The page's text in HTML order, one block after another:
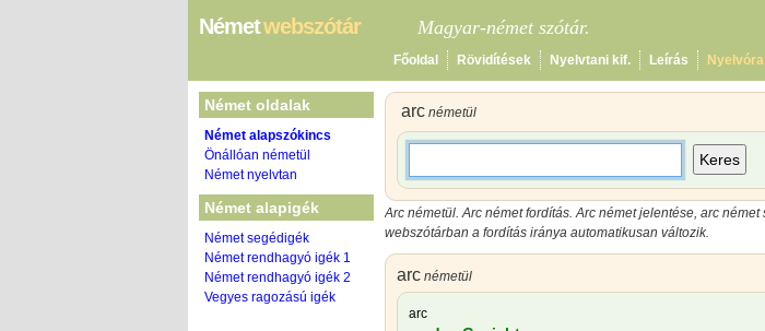
Németwebszótár Magyar-német szótár.
Főoldal Rövidítések Nyelvtani kif. Leírás Nyelvóra
arc németül
Keres
Arc németül. Arc német fordítás. Arc német jelentése, arc német
webszótárban a fordítás iránya automatikusan változik.
arc németül
arc
Német oldalak
Német alapszókincs
Önállóan németül
Német nyelvtan
Német alapigék
Német segédigék
Német rendhagyó igék 1
Német rendhagyó igék 2
Vegyes ragozású igék